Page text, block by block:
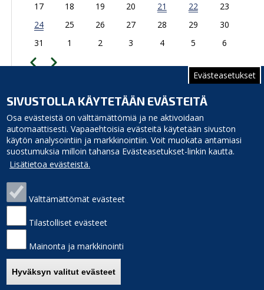
Evästeasetukset
SIVUSTOLLA KÄYTETÄÄN EVÄSTEITÄ
Osa evästeistä on välttämättömiä ja ne aktivoidaan
automaattisesti. Vapaaehtoisia evästeitä käytetään sivuston
käytön analysointiin ja markkinointiin. Voit muokata antamiasi
suostumuksia milloin tahansa Evästeasetukset-linkin kautta.
Lisätietoa evästeistä.
Välttämättömät evästeet
Tilastolliset evästeet
Mainonta ja markkinointi
Hyväksyn valitut evästeet
17
18 19 20 21 22
23
24
25 26 27 28 29
30
31
1 2 3 4 5
6
Sivutus
EdellinenSeuraava
Opintie 1, 92400 Ruukki
Siikajoen kunta
Virastotie 5A
92400 Ruukki
e-mail: kunnanvirasto(at)siikajoki.fi